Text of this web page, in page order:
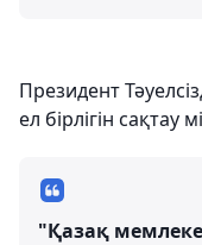
Президент
ел бірлігін сақтау
"Қазақ